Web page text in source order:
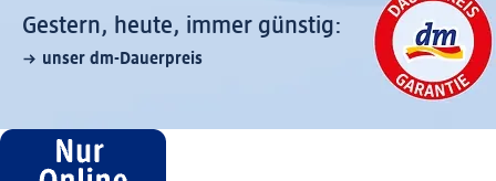
Gestern, heute, immer günstig:
unser dm-Dauerpreis